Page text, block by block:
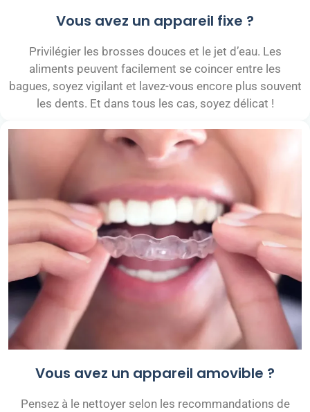
Vous avez un appareil fixe ?
Privilégier les brosses douces et le jet d’eau. Les
aliments peuvent facilement se coincer entre les
bagues, soyez vigilant et lavez-vous encore plus souvent
les dents. Et dans tous les cas, soyez délicat !
Vous avez un appareil amovible ?
Pensez à le nettoyer selon les recommandations de